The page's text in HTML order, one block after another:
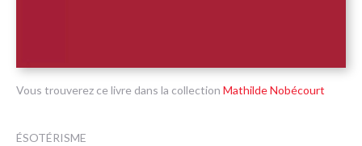
Vous trouverez ce livre dans la collection Mathilde Nobécourt
ÉSOTÉRISME